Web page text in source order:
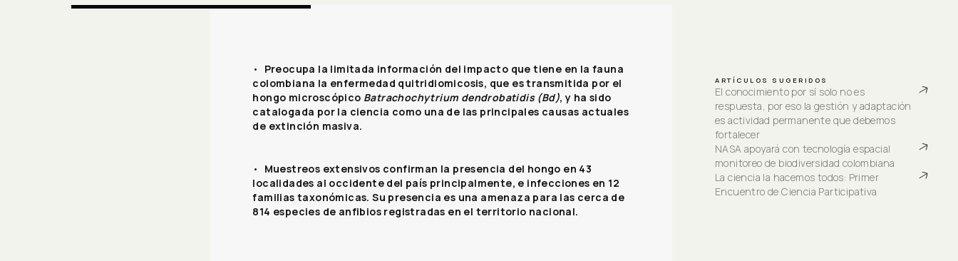
• Preocupa la limitada información del impacto que tiene en la fauna
colombiana la enfermedad quitridiomicosis, que es transmitida por el
hongo microscópico Batrachochytrium dendrobatidis (Bd), y ha sido
catalogada por la ciencia como una de las principales causas actuales
de extinción masiva.
• Muestreos extensivos confirman la presencia del hongo en 43
localidades al occidente del país principalmente, e infecciones en 12
familias taxonómicas. Su presencia es una amenaza para las cerca de
814 especies de anfibios registradas en el territorio nacional.
ARTÍCULOS SUGERIDOS
El conocimiento por sí solo no es
respuesta, por eso la gestión y adaptación
es actividad permanente que debemos
fortalecer
NASA apoyará con tecnología espacial
monitoreo de biodiversidad colombiana
La ciencia la hacemos todos: Primer
Encuentro de Ciencia Participativa